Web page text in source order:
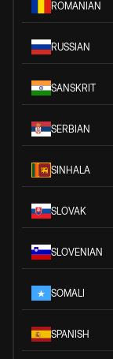
ROMANIAN
RUSSIAN
SANSKRIT
SERBIAN
SINHALA
SLOVAK
SLOVENIAN
SOMALI
SPANISH